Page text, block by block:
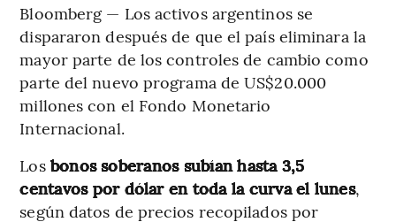
Bloomberg — Los activos argentinos se
dispararon después de que el país eliminara la
mayor parte de los controles de cambio como
parte del nuevo programa de US$20.000
millones con el Fondo Monetario
Internacional.
Los bonos soberanos subían hasta 3,5
centavos por dólar en toda la curva el lunes,
según datos de precios recopilados por